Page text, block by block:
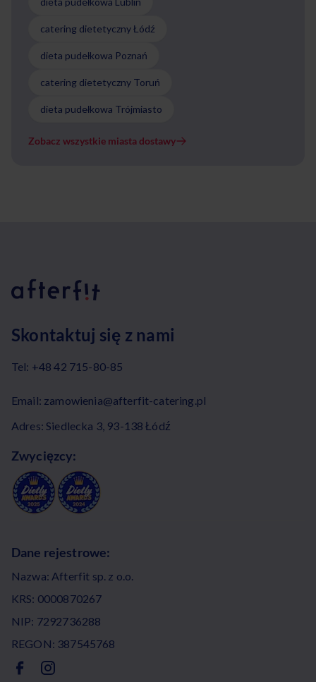
catering dietetyczny Łódź
dieta pudełkowa Poznań
catering dietetyczny Toruń
dieta pudełkowa Trójmiasto
Zobacz wszystkie miasta dostawy
Skontaktuj się z nami
Tel: +48 42 715-80-85
Email: zamowienia@afterfit-catering.pl
Adres: Siedlecka 3, 93-138 Łódź
Zwycięzcy:
Dane rejestrowe:
Nazwa: Afterfit sp. z o.o.
KRS: 0000870267
NIP: 7292736288
REGON: 387545768